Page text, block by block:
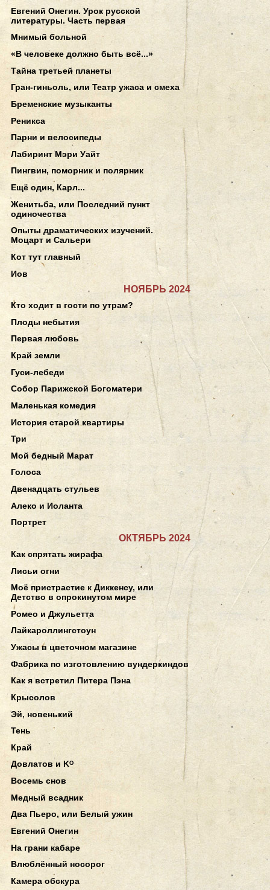
Евгений Онегин. Урок русской
литературы. Часть первая
Мнимый больной
«В человеке должно быть всё...»
Тайна третьей планеты
Гран-гиньоль, или Театр ужаса и смеха
Бременские музыканты
Реникса
Парни и велосипеды
Лабиринт Мэри Уайт
Пингвин, поморник и полярник
Ещё один, Карл...
Женитьба, или Последний пункт
одиночества
Опыты драматических изучений.
Моцарт и Сальери
Кот тут главный
Иов
НОЯБРЬ 2024
Кто ходит в гости по утрам?
Плоды небытия
Первая любовь
Край земли
Гуси-лебеди
Собор Парижской Богоматери
Маленькая комедия
История старой квартиры
Три
Мой бедный Марат
Голоса
Двенадцать стульев
Алеко и Иоланта
Портрет
ОКТЯБРЬ 2024
Как спрятать жирафа
Лисьи огни
Моё пристрастие к Диккенсу, или
Детство в опрокинутом мире
Ромео и Джульетта
Лайкароллингстоун
Ужасы в цветочном магазине
Фабрика по изготовлению вундеркиндов
Как я встретил Питера Пэна
Крысолов
Эй, новенький
Тень
Край
Довлатов и Kᴼ
Восемь снов
Медный всадник
Два Пьеро, или Белый ужин
Евгений Онегин
На грани кабаре
Влюблённый носорог
Камера обскура